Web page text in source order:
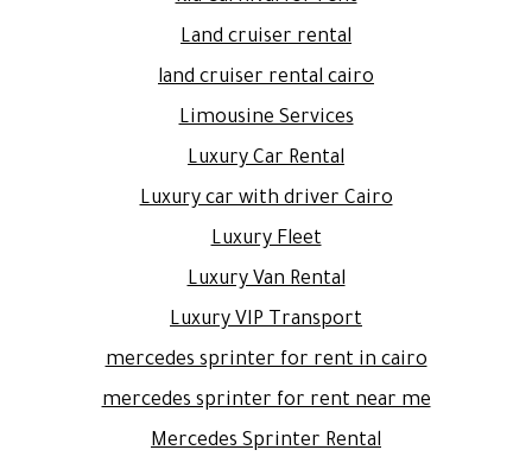
Land cruiser rental
land cruiser rental cairo
Limousine Services
Luxury Car Rental
Luxury car with driver Cairo
Luxury Fleet
Luxury Van Rental
Luxury VIP Transport
mercedes sprinter for rent in cairo
mercedes sprinter for rent near me
Mercedes Sprinter Rental